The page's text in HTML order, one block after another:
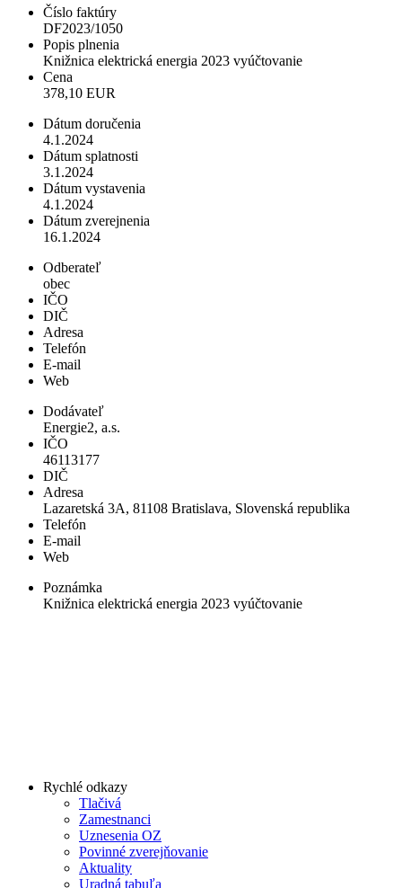
Číslo faktúry
DF2023/1050
Popis plnenia
Knižnica elektrická energia 2023 vyúčtovanie
Cena
378,10 EUR
Dátum doručenia
4.1.2024
Dátum splatnosti
3.1.2024
Dátum vystavenia
4.1.2024
Dátum zverejnenia
16.1.2024
Odberateľ
obec
IČO
DIČ
Adresa
Telefón
E-mail
Web
Dodávateľ
Energie2, a.s.
IČO
46113177
DIČ
Adresa
Lazaretská 3A, 81108 Bratislava, Slovenská republika
Telefón
E-mail
Web
Poznámka
Knižnica elektrická energia 2023 vyúčtovanie
Rychlé odkazy
Tlačivá
Zamestnanci
Uznesenia OZ
Povinné zverejňovanie
Aktuality
Uradná tabuľa